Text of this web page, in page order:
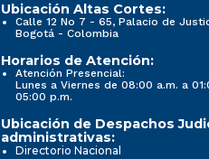
Ubicación Altas Cortes:
Calle 12 No 7 - 65, Palacio de
Bogotá - Colombia
Horarios de Atención:
Atención Presencial:
Lunes a Viernes de 08:00 a.m. a
05:00 p.m.
Ubicación de Despachos
administrativas:
Directorio Nacional